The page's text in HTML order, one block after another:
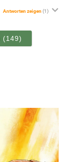
Antworten zeigen (1)
(149)